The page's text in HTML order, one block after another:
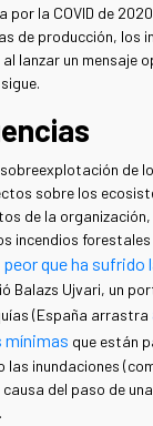
por la COVID de
de producción, los
lanzar un mensaje
sobreexplotación de
sobre los
de la
incendios
que ha sufrido
Balazs Ujvari, un
(España arrastra
que están
las inundaciones
del paso de